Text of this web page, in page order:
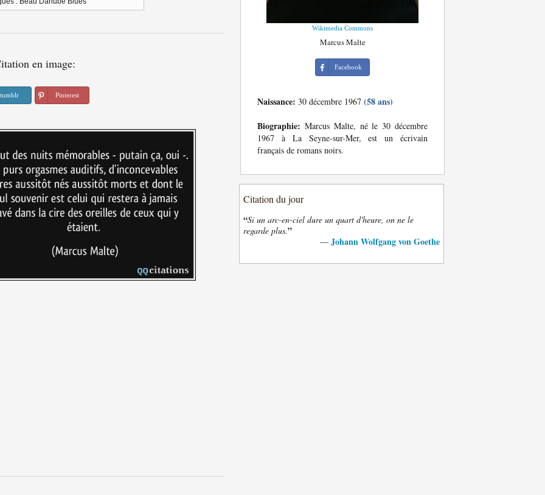
en image:
tumblr Pinterest
Wikimedia Commons
Marcus Malte
Facebook
Naissance: 30 décembre 1967 (58 ans)
Biographie: Marcus Malte, né le 30 décembre
1967 à La Seyne-sur-Mer, est un écrivain
français de romans noirs.
Citation du jour
“Si un arc-en-ciel dure un quart d'heure, on ne le
regarde plus.”
— Johann Wolfgang von Goethe